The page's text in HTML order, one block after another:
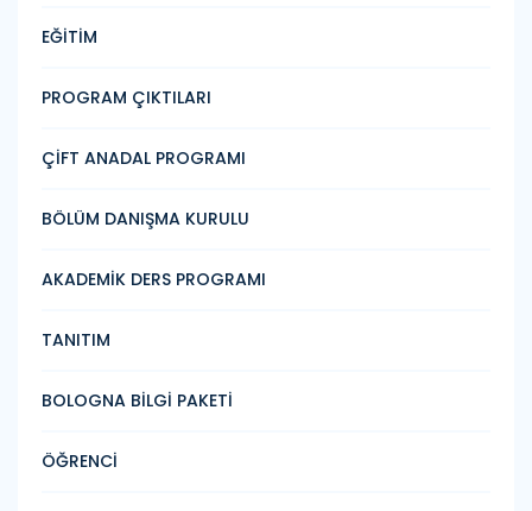
EĞİTİM
PROGRAM ÇIKTILARI
ÇİFT ANADAL PROGRAMI
BÖLÜM DANIŞMA KURULU
AKADEMİK DERS PROGRAMI
TANITIM
BOLOGNA BİLGİ PAKETİ
ÖĞRENCİ